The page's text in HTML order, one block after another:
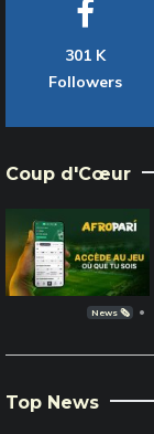
301 K
Followers
Coup d'Cœur
News 🗞️
Top News